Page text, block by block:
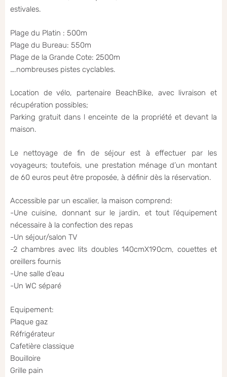
estivales.
Plage du Platin : 500m
Plage du Bureau: 550m
Plage de la Grande Cote: 2500m
….nombreuses pistes cyclables.
Location de vélo, partenaire BeachBike, avec livraison et
récupération possibles;
Parking gratuit dans l enceinte de la propriété et devant la
maison.
Le nettoyage de fin de séjour est à effectuer par les
voyageurs; toutefois, une prestation ménage d’un montant
de 60 euros peut être proposée, à définir dès la réservation.
Accessible par un escalier, la maison comprend:
-Une cuisine, donnant sur le jardin, et tout l’équipement
nécessaire à la confection des repas
-Un séjour/salon TV
-2 chambres avec lits doubles 140cmX190cm, couettes et
oreillers fournis
-Une salle d’eau
-Un WC séparé
Equipement:
Plaque gaz
Réfrigérateur
Cafetière classique
Bouilloire
Grille pain